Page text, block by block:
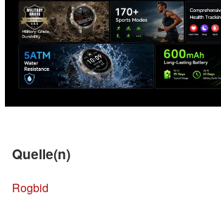
Quelle(n)
Rogbid